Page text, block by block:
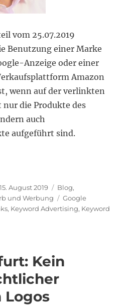
vom 25.07.2019
Benutzung einer Marke
Anzeige oder einer
Amazon
wenn auf der verlinkten
die Produkte des
auch
aufgeführt sind.
zu Marken mit
Veröffentlicht
am
15. August 2019 Kategorien
Blog,
und Werbung Schlagwörter
Google
, Keyword Advertising, Keyword
Kein
Logos